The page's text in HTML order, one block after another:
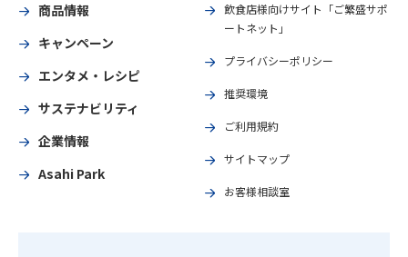
商品情報
キャンペーン
エンタメ・レシピ
サステナビリティ
企業情報
Asahi Park
飲食店様向けサイト「ご繁盛サポ
ートネット」
プライバシーポリシー
推奨環境
ご利用規約
サイトマップ
お客様相談室